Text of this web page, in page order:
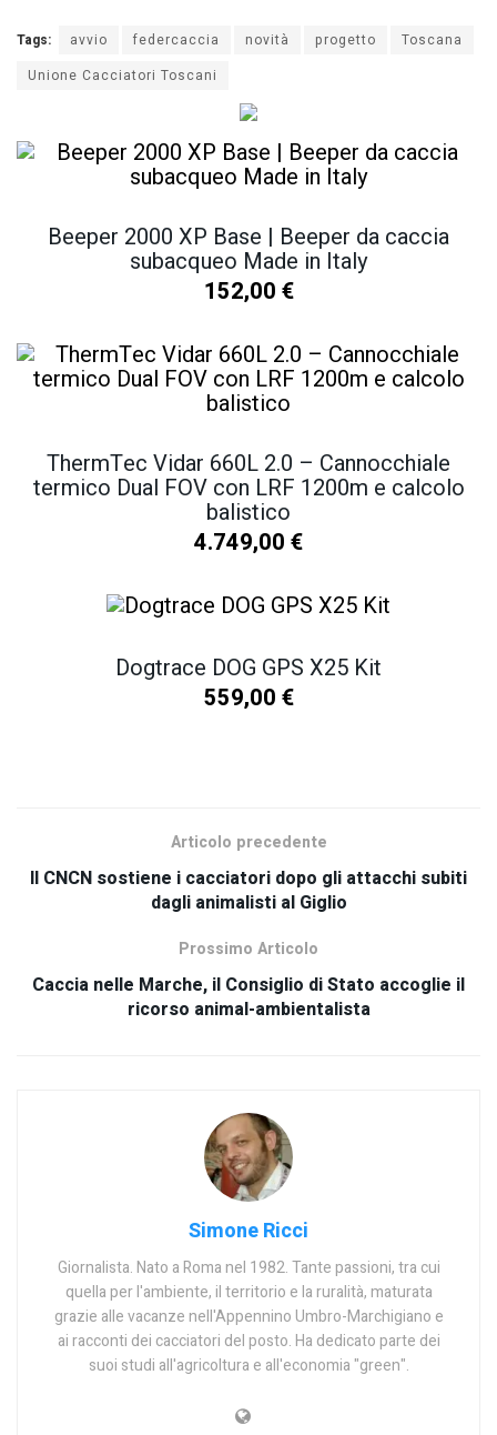
Tags: avvio federcaccia novità progetto
Toscana
Unione Cacciatori Toscani
Beeper 2000 XP Base | Beeper da caccia
subacqueo Made in Italy
152,00 €
ThermTec Vidar 660L 2.0 – Cannocchiale
termico Dual FOV con LRF 1200m e calcolo
balistico
4.749,00 €
Dogtrace DOG GPS X25 Kit
559,00 €
Articolo precedente
Il CNCN sostiene i cacciatori dopo gli attacchi subiti
dagli animalisti al Giglio
Prossimo Articolo
Caccia nelle Marche, il Consiglio di Stato accoglie il
ricorso animal-ambientalista
Simone Ricci
Giornalista. Nato a Roma nel 1982. Tante passioni, tra cui
quella per l'ambiente, il territorio e la ruralità, maturata
grazie alle vacanze nell'Appennino Umbro-Marchigiano e
ai racconti dei cacciatori del posto. Ha dedicato parte dei
suoi studi all'agricoltura e all'economia "green".